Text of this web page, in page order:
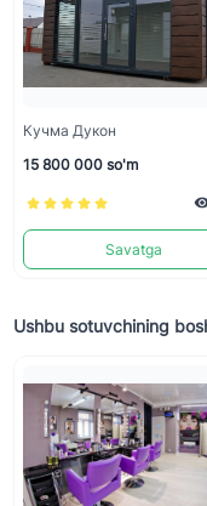
Кучма Дукон
15 800 000 so'm
Savatga
Ushbu sotuvchining